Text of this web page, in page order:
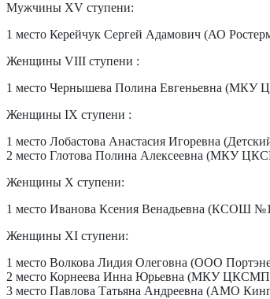
Мужчины XV ступени:
1 место Керейчук Сергей Адамович (АО
Женщины VIII ступени :
1 место Чернышева Полина Евгеньевна
Женщины IX ступени :
1 место Лобастова Анастасия Игоревна
2 место Глотова Полина Алексеевна (МКУ
Женщины X ступени:
1 место Иванова Ксения Венадьевна (КСОШ
Женщины XI ступени:
1 место Волкова Лидия Олеговна (ООО
2 место Корнеева Инна Юрьевна (МКУ
3 место Павлова Татьяна Андреевна (АМО